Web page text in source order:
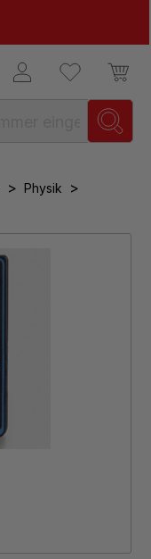
> Physik >